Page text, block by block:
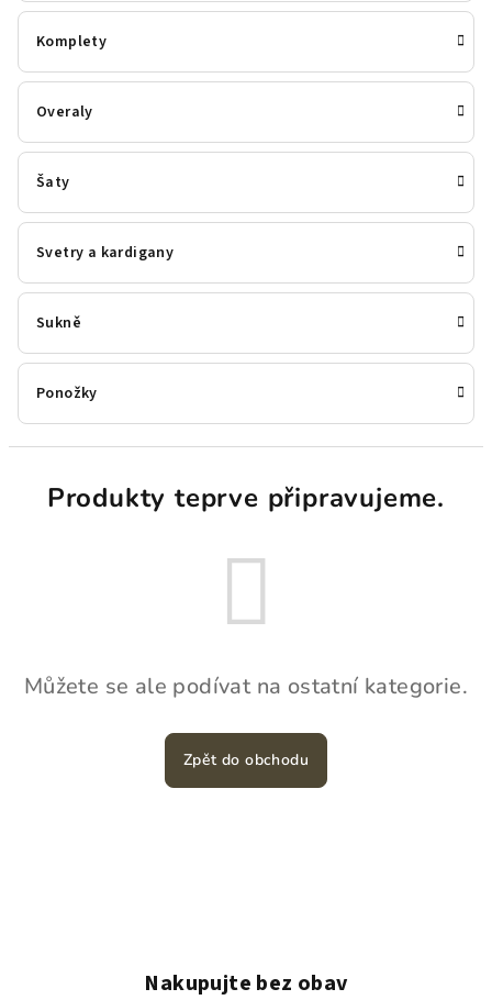
Komplety
Overaly
Šaty
Svetry a kardigany
Sukně
Ponožky
Produkty teprve připravujeme.
Můžete se ale podívat na ostatní kategorie.
Zpět do obchodu
Nakupujte bez obav